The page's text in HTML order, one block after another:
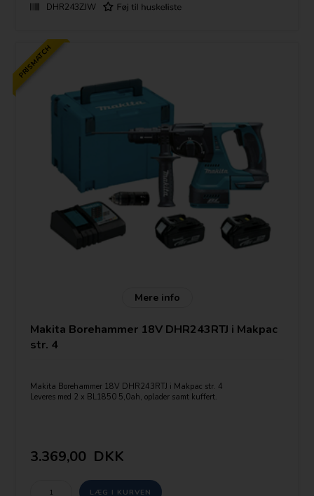
DHR243ZJW
PRISMATCH
Mere info
Makita Borehammer 18V DHR243RTJ i Makpac
str. 4
Makita Borehammer 18V DHR243RTJ i Makpac str. 4
Leveres med 2 x BL1850 5,0ah, oplader samt kuffert.
Leveres ud over SDS+ patron med selvspændende borepatron 194079-2
3.369,00 DKK